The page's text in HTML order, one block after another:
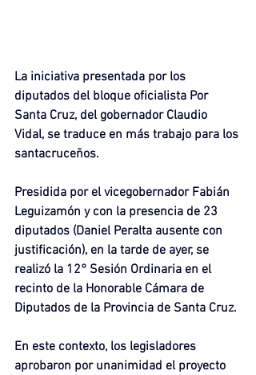
La iniciativa presentada por los
diputados del bloque oficialista Por
Santa Cruz, del gobernador Claudio
Vidal, se traduce en más trabajo para los
santacruceños.
Presidida por el vicegobernador Fabián
Leguizamón y con la presencia de 23
diputados (Daniel Peralta ausente con
justificación), en la tarde de ayer, se
realizó la 12° Sesión Ordinaria en el
recinto de la Honorable Cámara de
Diputados de la Provincia de Santa Cruz.
En este contexto, los legisladores
aprobaron por unanimidad el proyecto